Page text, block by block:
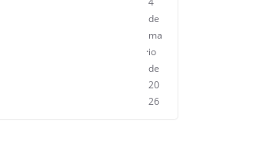
de
ma
io
de
20
26